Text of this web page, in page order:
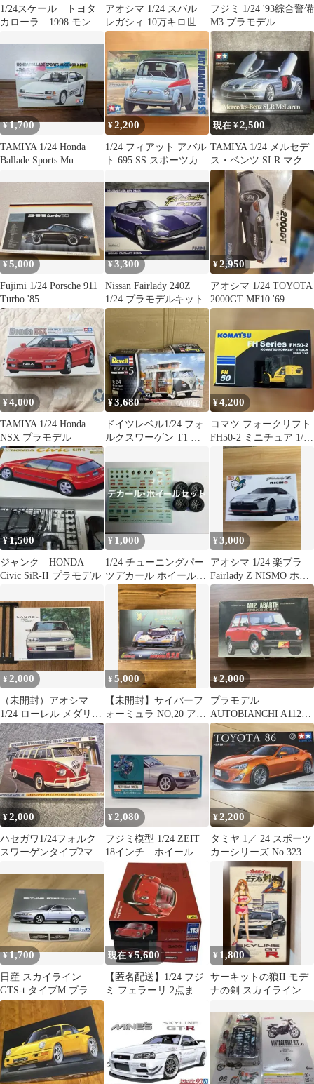
1/24スケール トヨタ
カローラ 1998 モンテ
アオシマ 1/24 スバル
レガシィ 10万キロ世界
速度記録車 未組立未
開封
フジミ 1/24 '93綜合警備
M3 プラモデル
¥1,700
TAMIYA 1/24 Honda
Ballade Sports Mu
¥2,200
1/24 フィアット アバル
ト 695 SS スポーツカー
現在 ¥2,500
TAMIYA 1/24 メルセデ
ス・ベンツ SLR マクラ
ーレン
¥5,000
Fujimi 1/24 Porsche 911
Turbo '85
¥3,300
Nissan Fairlady 240Z
1/24 プラモデルキット
¥2,950
アオシマ 1/24 TOYOTA
2000GT MF10 '69
¥4,000
TAMIYA 1/24 Honda
NSX プラモデル
¥3,680
ドイツレベル1/24 フォ
ルクスワーゲン T1 キ
07674
¥4,200
コマツ フォークリフト
FH50-2 ミニチュア 1/24
キャストモデル
¥1,500
ジャンク HONDA
Civic SiR-II プラモデル
¥ 1,000
1/24 チューニングパー
ツデカール ホイールセ
ット
¥3,000
アオシマ 1/24 楽プラ
Fairlady Z NISMO ホワ
イト
¥ 2,000
（未開封）アオシマ
1/24 ローレル メダリス
トV ニュートレンド93
¥5,000
【未開封】サイバーフ
ォーミュラ NO,20 アス
ラーダG.S.X プラモデ
¥2,000
プラモデル
AUTOBIANCHI A112
ABARTH 1/24
¥2,000
ハセガワ1/24フォルク
スワーゲンタイプ2マイ
¥2,080
フジミ模型 1/24 ZEIT
18インチ ホイール&
タイヤ IU9
¥2,200
タミヤ 1／ 24 スポーツ
カーシリーズ No.323 ト
ヨタ8624323プ…
¥1,700
日産 スカイライン
GTS-t タイプM プラモ
デル HCR32
現在 ¥5,600
【匿名配送】1/24 フジ
ミ フェラーリ 2点まと
¥ 1,800
サーキットの狼II モデ
ナの剣 スカイライン